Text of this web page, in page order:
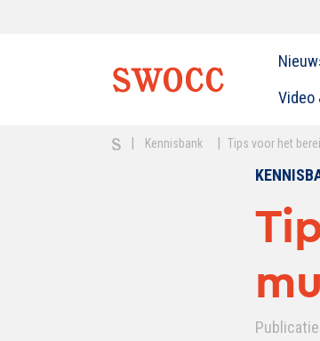
Video
| Kennisbank | Tips voor het